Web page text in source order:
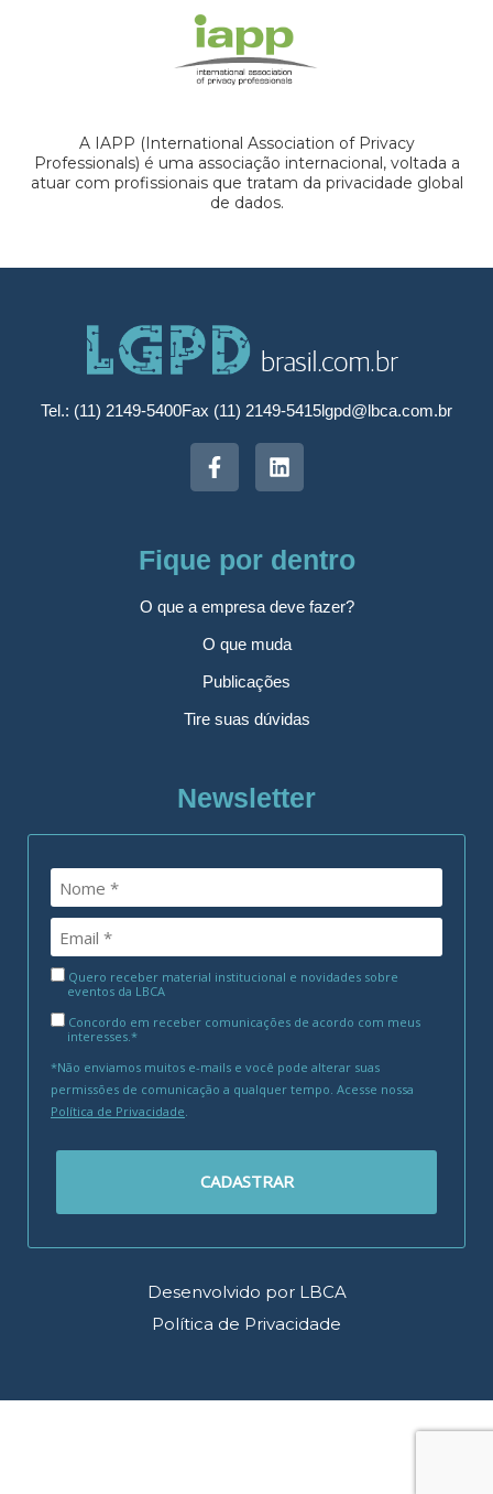
A IAPP (International Association of Privacy
Professionals) é uma associação internacional, voltada a
atuar com profissionais que tratam da privacidade global
de dados.
Tel.: (11) 2149-5400Fax (11) 2149-5415lgpd@lbca.com.br
Fique por dentro
O que a empresa deve fazer?
O que muda
Publicações
Tire suas dúvidas
Newsletter
Quero receber material institucional e novidades sobre
eventos da LBCA
Concordo em receber comunicações de acordo com meus
interesses.*
*Não enviamos muitos e-mails e você pode alterar suas
permissões de comunicação a qualquer tempo. Acesse nossa
Política de Privacidade
CADASTRAR
Desenvolvido por LBCA
Política de Privacidade